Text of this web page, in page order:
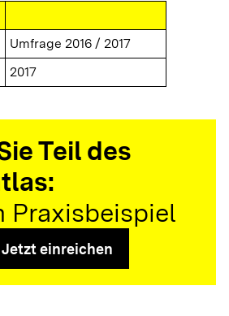
Umfrage 2016 / 2017
2017
Teil des
Praxisbeispiel
Jetzt einreichen